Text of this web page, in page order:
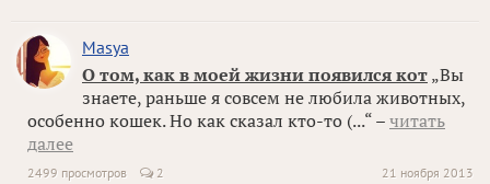
Masya
О том, как в моей жизни появился кот „Вы
знаете, раньше я совсем не любила животных,
особенно кошек. Но как сказал кто-то (...“ – читать
далее
21 ноября 2013
2499 просмотров 2